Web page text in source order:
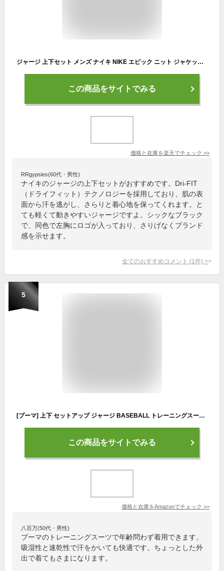
ジャージ 上下セット メンズ ナイキ NIKE エピック ニット ジャケット ロングパンツ/スポーツウェア トラックスーツ ブラック 黒トレーニング 男性 セットアップ 上下組/CU4948-CU4950-010
この商品をサイトでみる
価格と在庫を楽天でチェック >>
RRgypsies(60代・男性)
ナイキのジャージの上下セットがおすすめです。Dri-FIT
（ドライフィット）テクノロジーを採用しており、肌の表
面から汗を逃がし、さらりと着心地を保ってくれます。と
ても軽くて動きやすいジャージですよ。シックなブラック
で、同色で左胸にロゴが入っており、さりげなくブランド
感を示せます。
全てのおすすめコメント (1 件) >
5
[プーマ] 上下 セットアップ ジャージ BASEBALL トレーニングスーツ 588961 メンズ 23年春夏カラー ブラック(01) L
この商品をサイトでみる
価格と在庫をAmazonでチェック >>
八百万(50代・男性)
プーマのトレーニングスーツで年齢問わず着用できます。
吸湿性と速乾性で汗をかいても快適です。ちょっとした外
出で着てもさまになります。